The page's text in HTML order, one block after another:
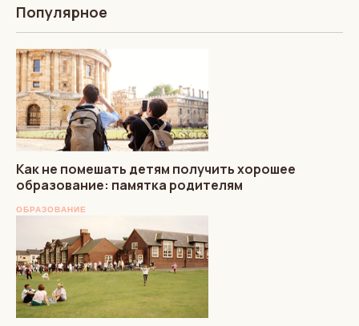
Популярное
Как не помешать детям получить хорошее
образование: памятка родителям
ОБРАЗОВАНИЕ